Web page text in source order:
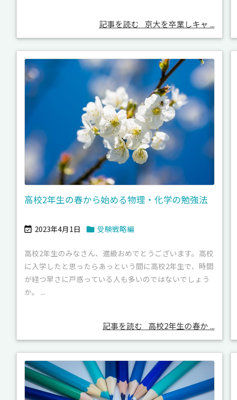
記事を読む 京大を卒業しキャ ...
高校2年生の春から始める物理・化学の勉強法
 2023年4月1日  受験戦略編
高校2年生のみなさん、進級おめでとうございます。高校
に入学したと思ったらあっという間に高校2年生で、時間
が経つ早さに戸惑っている人も多いのではないでしょう
か。 ...
記事を読む 高校2年生の春か ...